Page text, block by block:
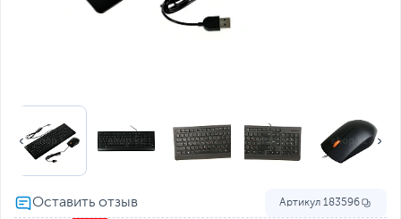
Артикул 183596